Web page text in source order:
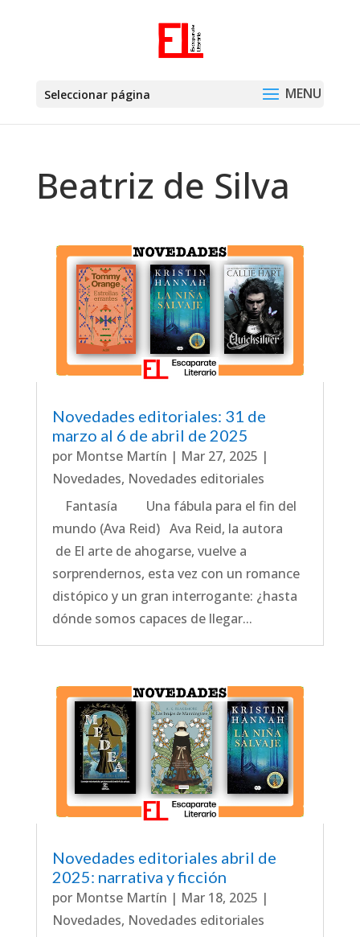
Seleccionar página
Beatriz de Silva
Novedades editoriales: 31 de
marzo al 6 de abril de 2025
por Montse Martín | Mar 27, 2025 |
Novedades, Novedades editoriales
Fantasía Una fábula para el fin del
mundo (Ava Reid) Ava Reid, la autora
de El arte de ahogarse, vuelve a
sorprendernos, esta vez con un romance
distópico y un gran interrogante: ¿hasta
dónde somos capaces de llegar...
Novedades editoriales abril de
2025: narrativa y ficción
por Montse Martín | Mar 18, 2025 |
Novedades, Novedades editoriales